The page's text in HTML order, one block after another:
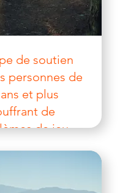
de soutien
personnes de
et plus
de
de jeu.